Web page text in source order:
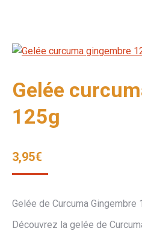
Gelée
125g
3,95€
Gelée de Curcuma Gingembre
Découvrez la gelée de